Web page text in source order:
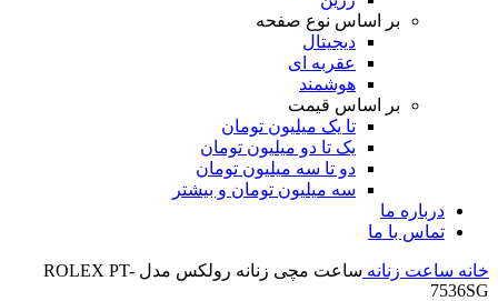
بر اساس نوع صفحه
دیجیتال
عقربه ای
هوشمند
بر اساس قیمت
تا یک میلیون تومان
یک تا دو میلیون تومان
دو تا سه میلیون تومان
سه میلیون تومان و بیشتر
درباره ما
تماس با ما
خانه ساعت زنانه
ساعت مچی زنانه رولکس مدل ROLEX PT-
7536SG